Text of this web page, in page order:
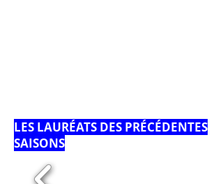
LES LAURÉATS DES PRÉCÉDENTES
SAISONS